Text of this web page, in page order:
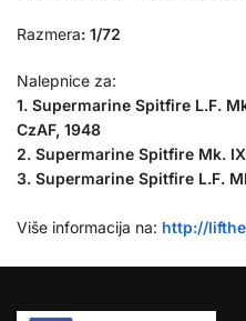
Razmera: 1/72
Nalepnice za:
1. Supermarine Spitfire L.F.
CzAF, 1948
2. Supermarine Spitfire Mk.
3. Supermarine Spitfire L.F.
Više informacija na: http://